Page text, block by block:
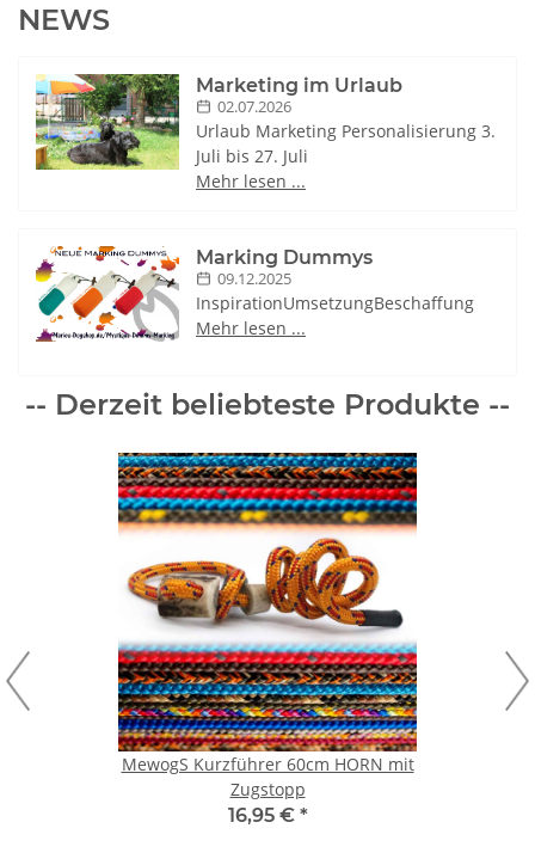
NEWS
Marketing im Urlaub
02.07.2026
Urlaub Marketing Personalisierung 3.
Juli bis 27. Juli
Mehr lesen ...
Marking Dummys
09.12.2025
InspirationUmsetzungBeschaffung
Mehr lesen ...
-- Derzeit beliebteste Produkte --
MewogS Kurzführer 60cm HORN mit
Zugstopp
16,95 € *